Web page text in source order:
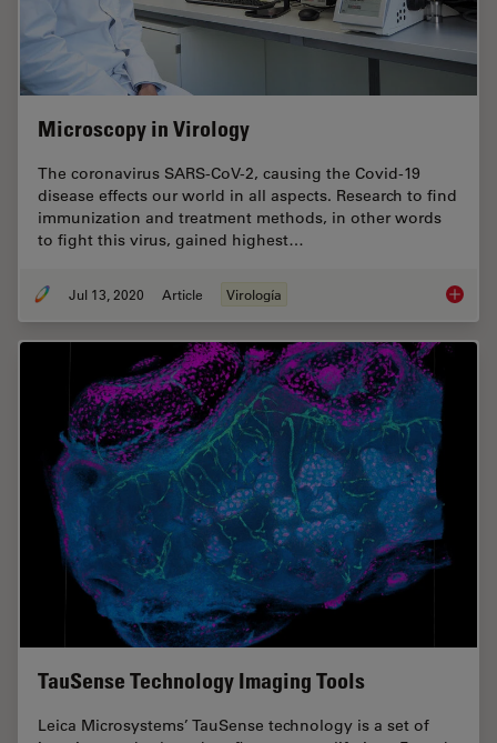
Microscopy in Virology
The coronavirus SARS-CoV-2, causing the Covid-19
disease effects our world in all aspects. Research to find
immunization and treatment methods, in other words
to fight this virus, gained highest…
Jul 13, 2020 Article Virología
TauSense Technology Imaging Tools
Leica Microsystems’ TauSense technology is a set of